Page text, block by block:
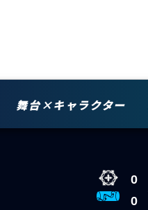
舞台×キャラクター
0
0